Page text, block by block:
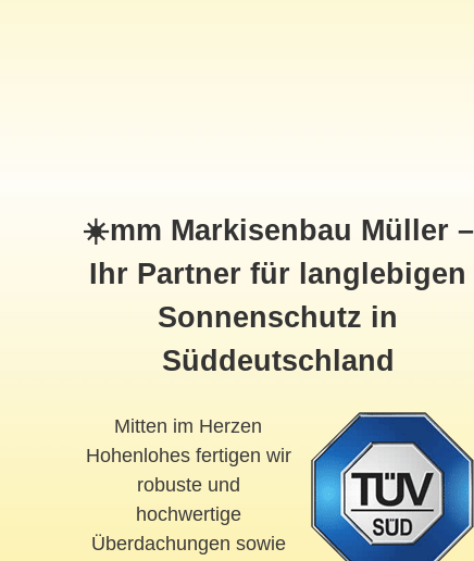
☀️mm Markisenbau Müller –
Ihr Partner für langlebigen
Sonnenschutz in
Süddeutschland
Mitten im Herzen
Hohenlohes fertigen wir
robuste und
hochwertige
Überdachungen sowie